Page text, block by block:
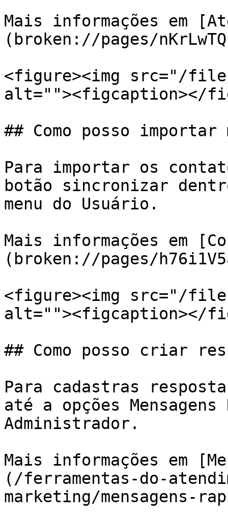
Mais informações em
(broken://pages/
<figure><img src="/files/
alt=""><figcaption></
## Como posso importar
Para importar os
botão sincronizar
menu do Usuário.
Mais informações em
(broken://pages/
<figure><img src="/files/
alt=""><figcaption></
## Como posso criar
Para cadastras
até a opções Mensagens
Administrador.
Mais informações em
(/ferramentas-do-
marketing/mensagens-